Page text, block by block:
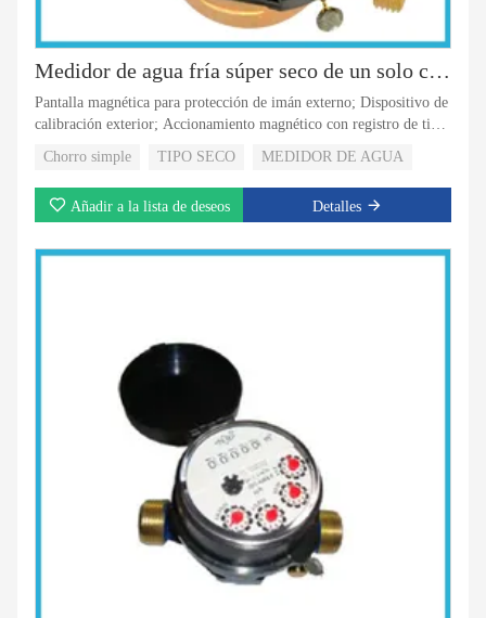
Medidor de agua fría súper seco de un solo chorro de plástico de 5 rodillos
Pantalla magnética para protección de imán externo; Dispositivo de
calibración exterior; Accionamiento magnético con registro de tipo
rotativo con 8 rodillos; Registro inclinado;
Chorro simple TIPO SECO MEDIDOR DE AGUA
Añadir a la lista de deseos Detalles